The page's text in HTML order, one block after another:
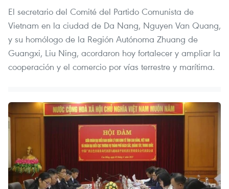
El secretario del Comité del Partido Comunista de
Vietnam en la ciudad de Da Nang, Nguyen Van Quang,
y su homólogo de la Región Autónoma Zhuang de
Guangxi, Liu Ning, acordaron hoy fortalecer y ampliar la
cooperación y el comercio por vías terrestre y marítima.